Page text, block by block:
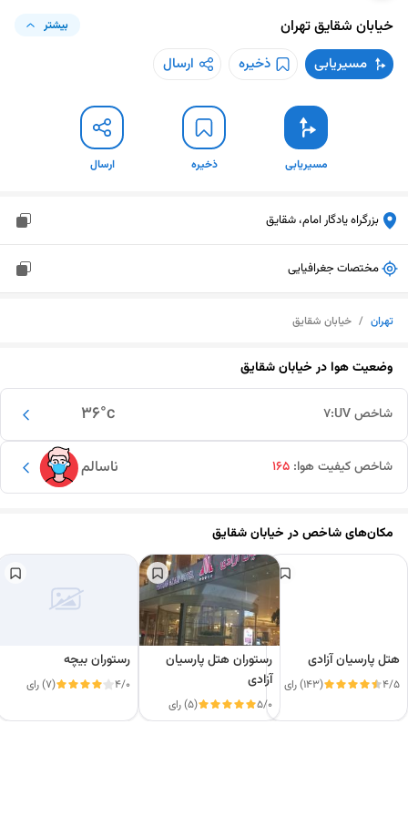
خیابان شقایقتهران بیشتر
مسیریابی ذخیره ارسال
مسیریابی ذخیره ارسال
بزرگراه یادگار امام، شقایق
مختصات جغرافیایی
تهران / خیابان شقایق
وضعیت هوا درخیابان شقایق
36°c شاخص UV: 7
ناسالم شاخص کیفیت هوا: 165
مکان‌های شاخص درخیابان شقایق
هتل پارسیان آزادی
4/5 (143) رای
رستوران هتل پارسیان
آزادی
5/0 (5) رای
رستوران بیچه
4/0 (7) رای